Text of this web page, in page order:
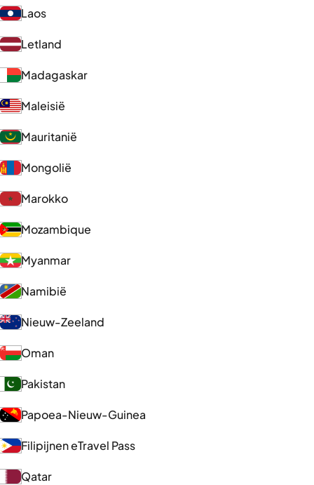
Laos
Letland
Madagaskar
Maleisië
Mauritanië
Mongolië
Marokko
Mozambique
Myanmar
Namibië
Nieuw-Zeeland
Oman
Pakistan
Papoea-Nieuw-Guinea
Filipijnen eTravel Pass
Qatar